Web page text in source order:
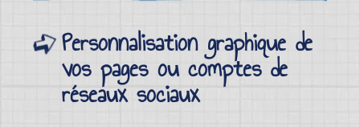
Personnalisation graphique de
vos pages ou comptes de
réseaux sociaux